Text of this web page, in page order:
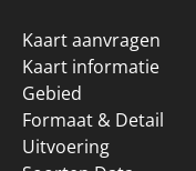
Kaart aanvragen
Kaart informatie
Gebied
Formaat & Detail
Uitvoering